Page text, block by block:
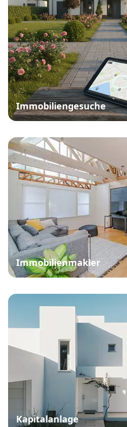
Immobiliengesuche
Immobilienmakler
Kapitalanlage